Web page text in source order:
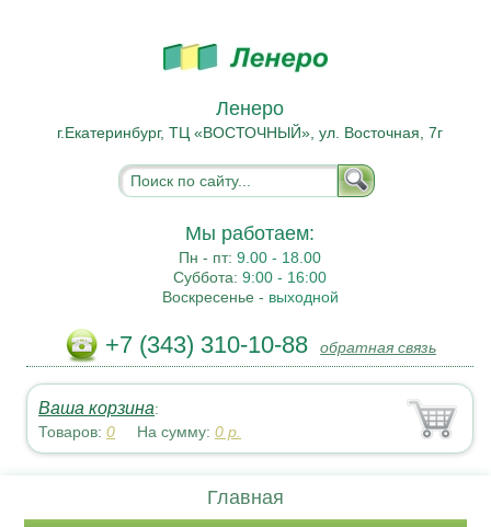
Ленеро
г.Екатеринбург, ТЦ «ВОСТОЧНЫЙ», ул. Восточная, 7г
Мы работаем:
Пн - пт:9.00 - 18.00
Суббота:9:00 - 16:00
Воскресенье - выходной
+7 (343) 310-10-88 обратная связь
Ваша корзина:
Товаров:0 На сумму:0 р.
Главная